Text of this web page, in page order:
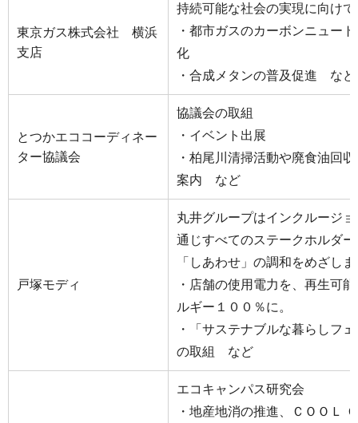
東京ガス株式会社 横浜
支店
持続可能な社会の実現に向けて
・都市ガスのカーボンニュー
化
・合成メタンの普及促進 など
とつかエココーディネー
ター協議会
協議会の取組
・イベント出展
・柏尾川清掃活動や廃食油回
案内 など
戸塚モディ
丸井グループはインクルージ
通じすべてのステークホルダー
「しあわせ」の調和をめざし
・店舗の使用電力を、再生可
ルギー１００％に。
・「サステナブルな暮らしフ
の取組 など
エコキャンパス研究会
・地産地消の推進、ＣＯＯＬ